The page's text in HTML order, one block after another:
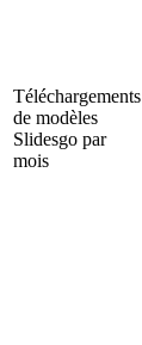
Téléchargements
de modèles
Slidesgo par
mois